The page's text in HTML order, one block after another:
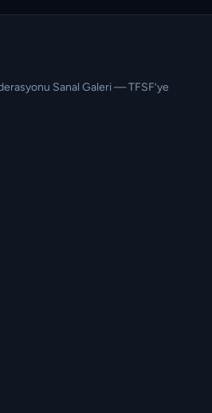
Sanal Galeri — TFSF’ye